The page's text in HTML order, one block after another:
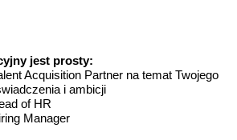
jest prosty:
Acquisition Partner na temat Twojego
i ambicji
of HR
Manager